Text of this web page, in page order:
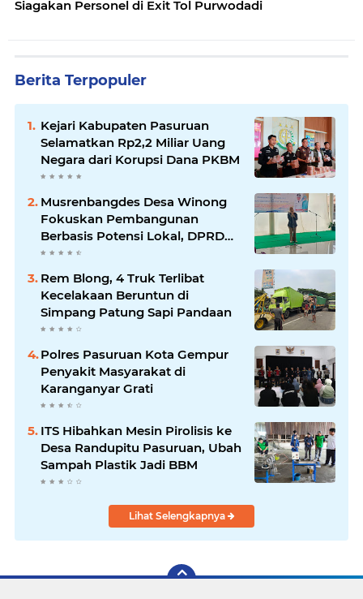
Siagakan Personel di Exit Tol Purwodadi
Berita Terpopuler
Kejari Kabupaten Pasuruan
Selamatkan Rp2,2 Miliar Uang
Negara dari Korupsi Dana PKBM
Musrenbangdes Desa Winong
Fokuskan Pembangunan
Berbasis Potensi Lokal, DPRD
Optimistis Meski Dihantam
Rem Blong, 4 Truk Terlibat
Kecelakaan Beruntun di
Simpang Patung Sapi Pandaan
Polres Pasuruan Kota Gempur
Penyakit Masyarakat di
Karanganyar Grati
ITS Hibahkan Mesin Pirolisis ke
Desa Randupitu Pasuruan, Ubah
Sampah Plastik Jadi BBM
Lihat Selengkapnya